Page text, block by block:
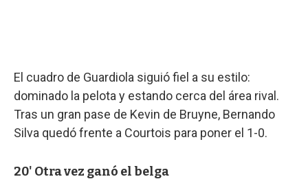
El cuadro de Guardiola siguió fiel a su estilo:
dominado la pelota y estando cerca del área rival.
Tras un gran pase de Kevin de Bruyne, Bernando
Silva quedó frente a Courtois para poner el 1-0.
20' Otra vez ganó el belga